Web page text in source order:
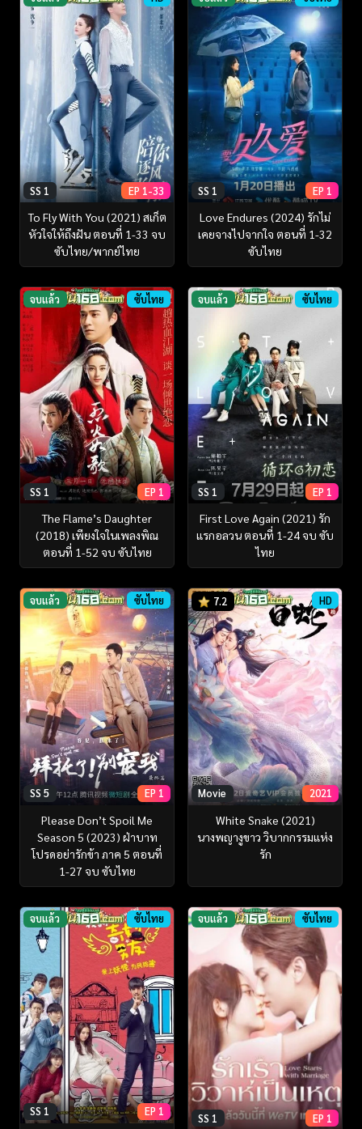
SS 1 EP 1-33
To Fly With You (2021) สเก็ต
หัวใจให้ถึงฝัน ตอนที่ 1-33 จบ
ซับไทย/พากย์ไทย
SS 1 EP 1
Love Endures (2024) รักไม่
เคยจางไปจากใจ ตอนที่ 1-32
ซับไทย
จบแล้ว ซับไทย
SS 1 EP 1
The Flame’s Daughter
(2018) เพียงใจในเพลงพิณ
ตอนที่ 1-52 จบ ซับไทย
จบแล้ว ซับไทย
SS 1 EP 1
First Love Again (2021) รัก
แรกอลวน ตอนที่ 1-24 จบ ซับ
ไทย
จบแล้ว ซับไทย
SS 5 EP 1
Please Don’t Spoil Me
Season 5 (2023) ฝ่าบาท
โปรดอย่ารักข้า ภาค 5 ตอนที่
1-27 จบ ซับไทย
7.2 HD
Movie 2021
White Snake (2021)
นางพญางูขาว วิบากกรรมแห่ง
รัก
จบแล้ว ซับไทย
SS 1 EP 1
จบแล้ว ซับไทย
SS 1 EP 1